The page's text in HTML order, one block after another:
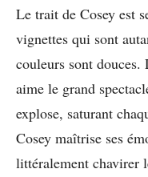
Le trait de Cosey est
vignettes qui sont
couleurs sont
aime le grand
explose, saturant
Cosey maîtrise ses
littéralement chavirer